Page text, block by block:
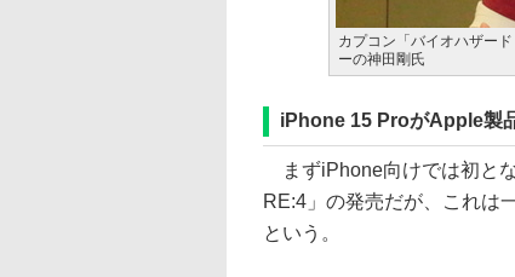
カプコン「バイオハザー
ーの神田剛氏
iPhone 15 ProがApple製
まずiPhone向けでは初と
RE:4」の発売だが、これは
という。